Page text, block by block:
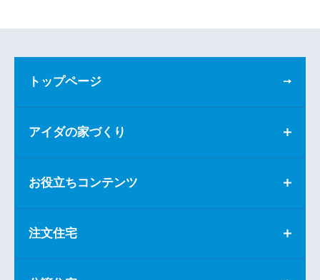
トップページ
アイダの家づくり
お役立ちコンテンツ
注文住宅